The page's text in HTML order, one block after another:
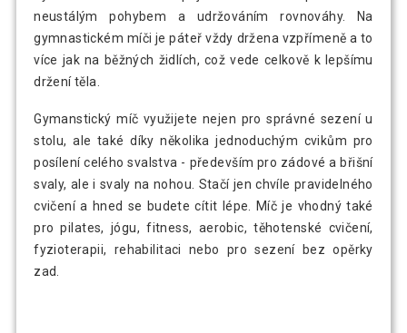
neustálým pohybem a udržováním rovnováhy. Na
gymnastickém míči je páteř vždy držena vzpřímeně a to
více jak na běžných židlích, což vede celkově k lepšímu
držení těla.
Gymanstický míč využijete nejen pro správné sezení u
stolu, ale také díky několika jednoduchým cvikům pro
posílení celého svalstva - především pro zádové a břišní
svaly, ale i svaly na nohou. Stačí jen chvíle pravidelného
cvičení a hned se budete cítit lépe. Míč je vhodný také
pro pilates, jógu, fitness, aerobic, těhotenské cvičení,
fyzioterapii, rehabilitaci nebo pro sezení bez opěrky
zad.